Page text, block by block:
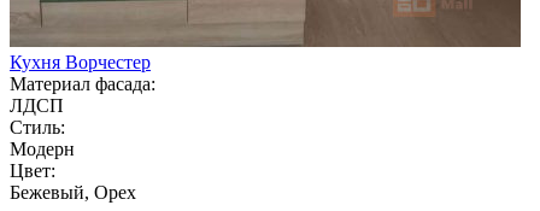
Кухня Ворчестер
Материал фасада:
ЛДСП
Стиль:
Модерн
Цвет:
Бежевый, Орех